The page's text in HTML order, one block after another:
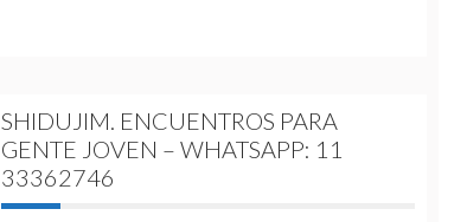
SHIDUJIM. ENCUENTROS PARA
GENTE JOVEN – WHATSAPP: 11
33362746